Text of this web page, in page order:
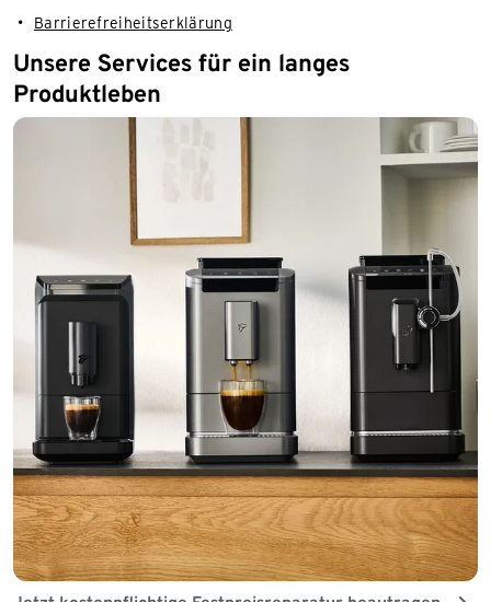
Barrierefreiheitserklärung
Unsere Services für ein langes
Produktleben